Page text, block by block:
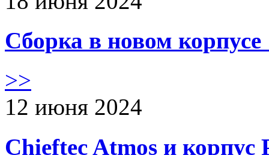
Сборка в новом
>>
12 июня 2024
Chieftec Atmos и корпус